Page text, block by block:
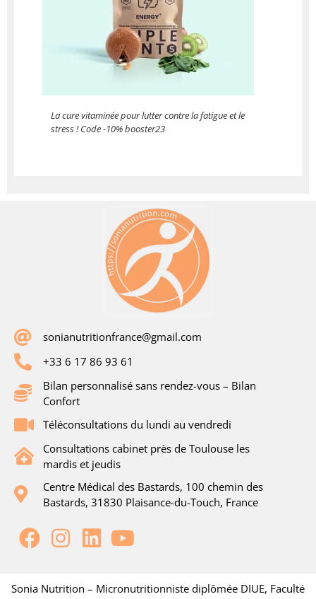
La cure vitaminée pour lutter contre la fatigue et le
stress ! Code -10% booster23
sonianutritionfrance@gmail.com
+33 6 17 86 93 61
Bilan personnalisé sans rendez-vous – Bilan
Confort
Téléconsultations du lundi au vendredi
Consultations cabinet près de Toulouse les
mardis et jeudis
Centre Médical des Bastards, 100 chemin des
Bastards, 31830 Plaisance-du-Touch, France
Sonia Nutrition – Micronutritionniste diplômée DIUE, Faculté